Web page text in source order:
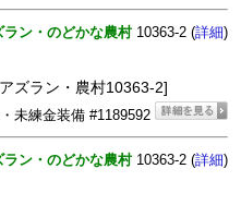
ラン・のどかな農村10363-2 (詳細)
ズラン・農村10363-2]
未練金装備 #1189592
ラン・のどかな農村10363-2 (詳細)